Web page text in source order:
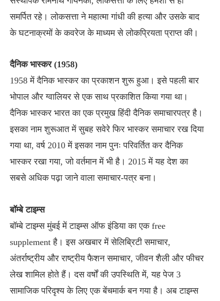
समर्पित रहे। लोकसत्ता ने महात्मा गांधी की हत्या और उसके बाद
के घटनाक्रमों के कवरेज के माध्यम से लोकप्रियता प्राप्त की।
दैनिक भास्कर (1958)
1958 में दैनिक भास्कर का प्रकाशन शुरू हुआ। इसे पहली बार
भोपाल और ग्वालियर से एक साथ प्रकाशित किया गया था।
दैनिक भास्‍कर भारत का एक प्रमुख हिंदी दैनिक समाचारपत्र है।
इसका नाम शुरूआत में सुबह सवेरे फिर भास्कर समाचार रख दिया
गया था, वर्ष 2010 में इसका नाम पुनः परिवर्तित कर दैनिक
भास्कर रखा गया, जो वर्तमान में भी है। 2015 में यह देश का
सबसे अधिक पढ़ा जाने वाला समाचार-पत्र बना।
बॉम्बे टाइम्स
बॉम्बे टाइम्स मुंबई में टाइम्स ऑफ इंडिया का एक free
supplement है। इस अखबार में सेलिब्रिटी समाचार,
अंतर्राष्ट्रीय और राष्ट्रीय फैशन समाचार, जीवन शैली और फीचर
लेख शामिल होते हैं। दस वर्षों की उपस्थिति में, यह पेज 3
सामाजिक परिदृश्य के लिए एक बेंचमार्क बन गया है। अब टाइम्स